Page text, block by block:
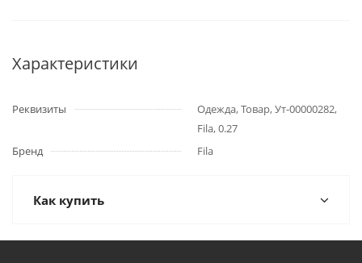
Характеристики
Реквизиты
Одежда, Товар, Ут-00000282,
Fila, 0.27
Бренд
Fila
Как купить